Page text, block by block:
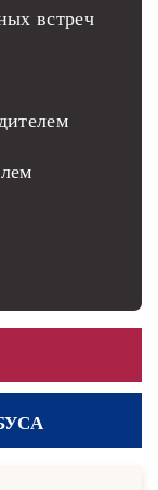
встреч